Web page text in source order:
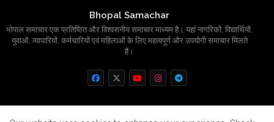
Bhopal Samachar
भोपाल समाचार एक प्रतिष्ठित और विश्वसनीय समाचार माध्यम है। यहां नागरिकों, विद्यार्थियों,
युवाओं, व्यापारियों, कर्मचारियों एवं महिलाओं के लिए महत्वपूर्ण और उपयोगी समाचार मिलते
हैं।